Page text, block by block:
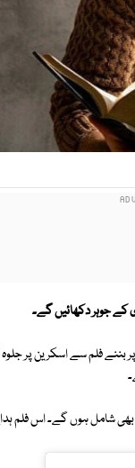
کے جوہر دکھائیں گے۔
بننے فلم سے اسکرین پر
شامل ہوں گے۔ اس فلم